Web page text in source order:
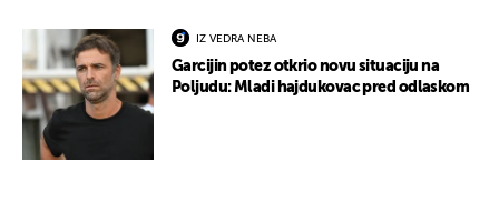
IZ VEDRA NEBA
Garcijin potez otkrio novu situaciju na
Poljudu: Mladi hajdukovac pred odlaskom